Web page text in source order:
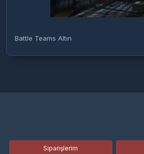
Battle Teams Altın
Siparişlerim